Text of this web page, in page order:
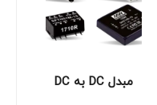
مبدل DC به DC